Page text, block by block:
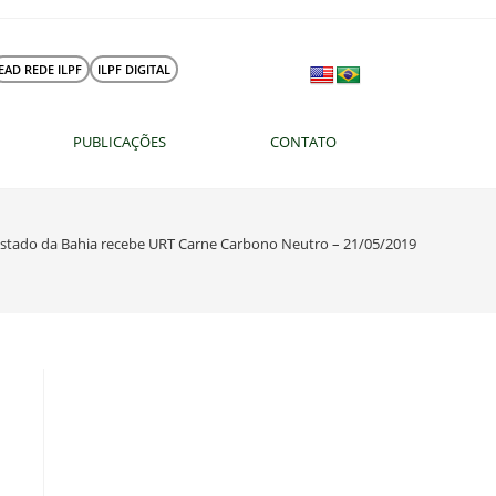
EAD REDE ILPF ILPF DIGITAL
PUBLICAÇÕES CONTATO
da Bahia recebe URT Carne Carbono Neutro – 21/05/2019